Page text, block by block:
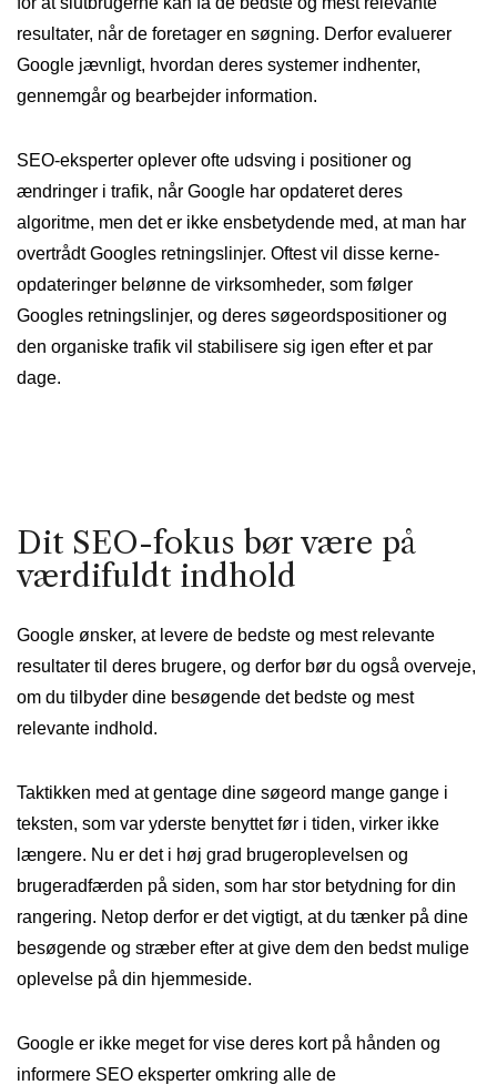
resultater, når de foretager en søgning. Derfor evaluerer
Google jævnligt, hvordan deres systemer indhenter,
gennemgår og bearbejder information.
SEO-eksperter oplever ofte udsving i positioner og
ændringer i trafik, når Google har opdateret deres
algoritme, men det er ikke ensbetydende med, at man har
overtrådt Googles retningslinjer. Oftest vil disse kerne-
opdateringer belønne de virksomheder, som følger
Googles retningslinjer, og deres søgeordspositioner og
den organiske trafik vil stabilisere sig igen efter et par
dage.
Dit SEO-fokus bør være på
værdifuldt indhold
Google ønsker, at levere de bedste og mest relevante
resultater til deres brugere, og derfor bør du også overveje,
om du tilbyder dine besøgende det bedste og mest
relevante indhold.
Taktikken med at gentage dine søgeord mange gange i
teksten, som var yderste benyttet før i tiden, virker ikke
længere. Nu er det i høj grad brugeroplevelsen og
brugeradfærden på siden, som har stor betydning for din
rangering. Netop derfor er det vigtigt, at du tænker på dine
besøgende og stræber efter at give dem den bedst mulige
oplevelse på din hjemmeside.
Google er ikke meget for vise deres kort på hånden og
informere SEO eksperter omkring alle de